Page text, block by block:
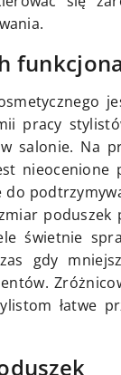
pracy
salonie. Na
nieocenione
do
świetnie
gdy
łatwe